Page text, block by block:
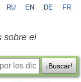
RU EN DE FR
sobre el
¡Buscar!